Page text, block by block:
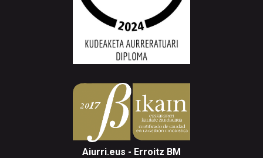
Aiurri.eus - Erroitz BM